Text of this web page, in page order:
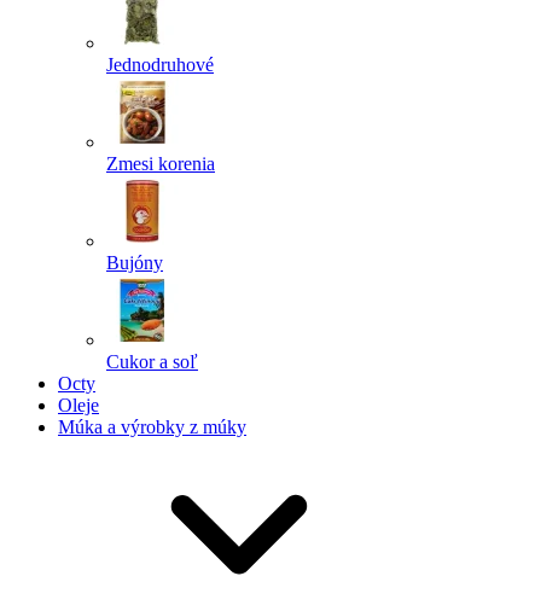
Jednodruhové
Zmesi korenia
Bujóny
Cukor a soľ
Octy
Oleje
Múka a výrobky z múky